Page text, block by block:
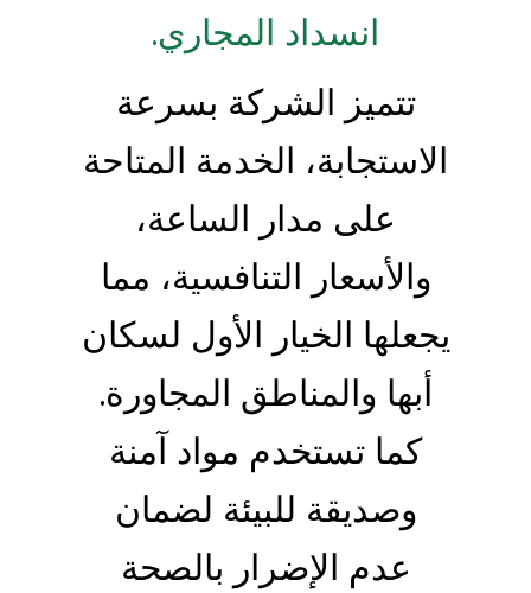
انسداد المجاري.
تتميز الشركة بسرعة
الاستجابة، الخدمة المتاحة
على مدار الساعة،
والأسعار التنافسية، مما
يجعلها الخيار الأول لسكان
أبها والمناطق المجاورة.
كما تستخدم مواد آمنة
وصديقة للبيئة لضمان
عدم الإضرار بالصحة